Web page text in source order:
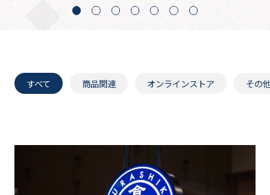
すべて 商品関連 オンラインストア その